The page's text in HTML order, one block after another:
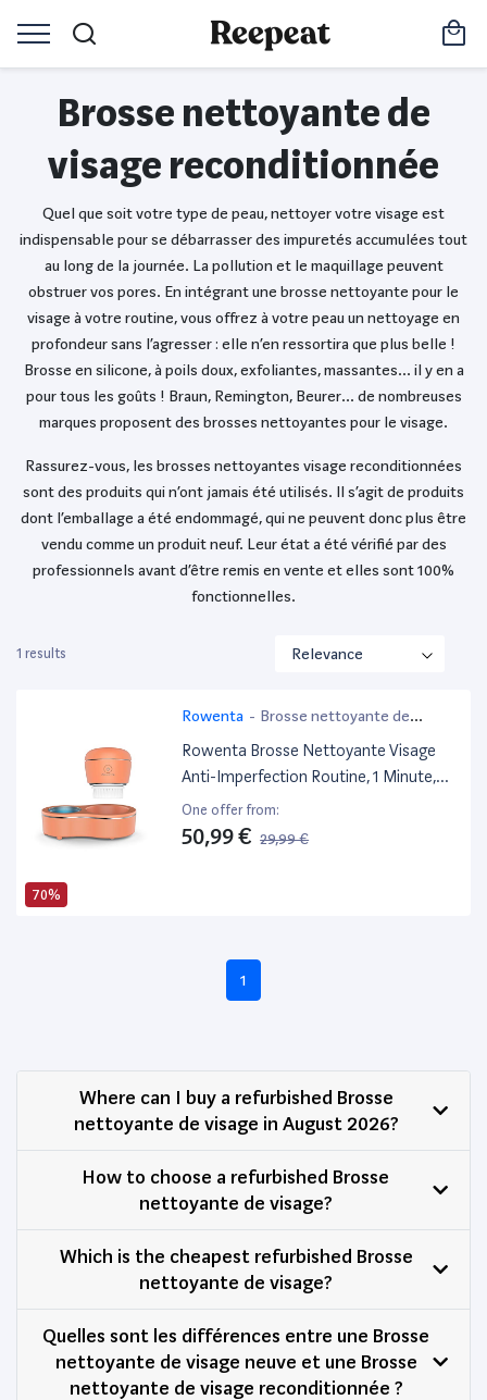
Brosse nettoyante de
visage reconditionnée
Quel que soit votre type de peau, nettoyer votre visage est
indispensable pour se débarrasser des impuretés accumulées tout
au long de la journée. La pollution et le maquillage peuvent
obstruer vos pores. En intégrant une brosse nettoyante pour le
visage à votre routine, vous offrez à votre peau un nettoyage en
profondeur sans l’agresser : elle n’en ressortira que plus belle !
Brosse en silicone, à poils doux, exfoliantes, massantes… il y en a
pour tous les goûts ! Braun, Remington, Beurer… de nombreuses
marques proposent des brosses nettoyantes pour le visage.
Rassurez-vous, les brosses nettoyantes visage reconditionnées
sont des produits qui n’ont jamais été utilisés. Il s’agit de produits
dont l’emballage a été endommagé, qui ne peuvent donc plus être
vendu comme un produit neuf. Leur état a été vérifié par des
professionnels avant d’être remis en vente et elles sont 100%
fonctionnelles.
1 results
70%
Rowenta - Brosse nettoyante de
visage
Rowenta Brosse Nettoyante Visage
Anti-Imperfection Routine, 1 Minute,
Soin Doux, Utilisable Sous L'Eau, Peau
Nette, Pores Resserrés Et
One offer from:
50,99 € 29,99 €
1
Where can I buy a refurbished Brosse
nettoyante de visage in August 2026?
How to choose a refurbished Brosse
nettoyante de visage?
Which is the cheapest refurbished Brosse
nettoyante de visage?
Quelles sont les différences entre une Brosse
nettoyante de visage neuve et une Brosse
nettoyante de visage reconditionnée ?